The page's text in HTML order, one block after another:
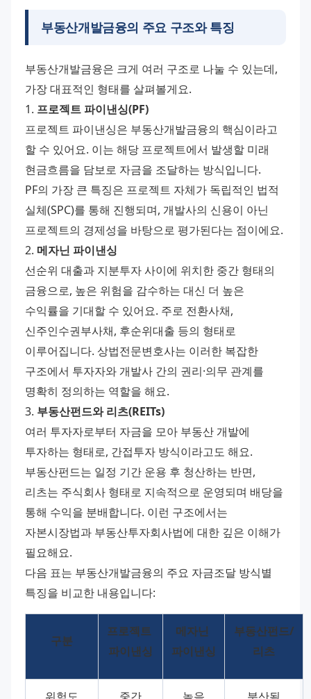
부동산개발금융의 주요 구조와 특징
부동산개발금융은 크게 여러 구조로 나눌 수 있는데,
가장 대표적인 형태를 살펴볼게요.
1. 프로젝트 파이낸싱(PF)
프로젝트 파이낸싱은 부동산개발금융의 핵심이라고
할 수 있어요. 이는 해당 프로젝트에서 발생할 미래
현금흐름을 담보로 자금을 조달하는 방식입니다.
PF의 가장 큰 특징은 프로젝트 자체가 독립적인 법적
실체(SPC)를 통해 진행되며, 개발사의 신용이 아닌
프로젝트의 경제성을 바탕으로 평가된다는 점이에요.
2. 메자닌 파이낸싱
선순위 대출과 지분투자 사이에 위치한 중간 형태의
금융으로, 높은 위험을 감수하는 대신 더 높은
수익률을 기대할 수 있어요. 주로 전환사채,
신주인수권부사채, 후순위대출 등의 형태로
이루어집니다. 상법전문변호사는 이러한 복잡한
구조에서 투자자와 개발사 간의 권리·의무 관계를
명확히 정의하는 역할을 해요.
3. 부동산펀드와 리츠(REITs)
여러 투자자로부터 자금을 모아 부동산 개발에
투자하는 형태로, 간접투자 방식이라고도 해요.
부동산펀드는 일정 기간 운용 후 청산하는 반면,
리츠는 주식회사 형태로 지속적으로 운영되며 배당을
통해 수익을 분배합니다. 이런 구조에서는
자본시장법과 부동산투자회사법에 대한 깊은 이해가
필요해요.
다음 표는 부동산개발금융의 주요 자금조달 방식별
특징을 비교한 내용입니다:
구분
프로젝트
파이낸싱
메자닌
파이낸싱
부동산펀드/
리츠